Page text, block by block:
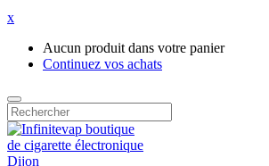
x
Aucun produit dans votre panier
Continuez vos achats